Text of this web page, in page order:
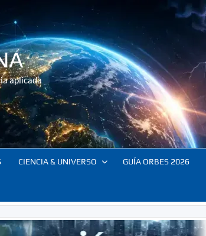
aplicada
CIENCIA & UNIVERSO GUÍA ORBES 2026